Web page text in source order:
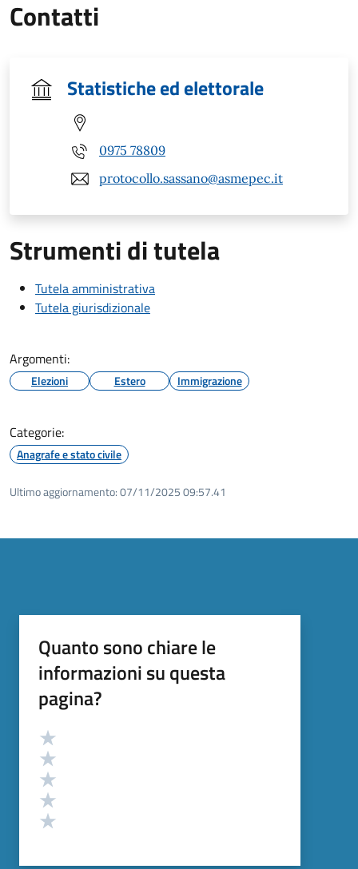
Contatti
Statistiche ed elettorale
0975 78809
protocollo.sassano@asmepec.it
Strumenti di tutela
Tutela amministrativa
Tutela giurisdizionale
Argomenti:
Elezioni Estero Immigrazione
Categorie:
Anagrafe e stato civile
Ultimo aggiornamento:07/11/2025 09:57.41
Quanto sono chiare le
informazioni su questa
pagina?
Valutazione